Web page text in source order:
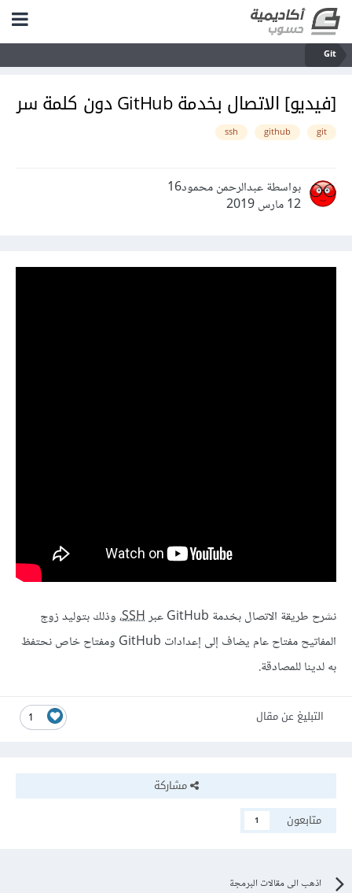
Git
[فيديو] الاتصال بخدمة GitHub دون كلمة سر
git
github
ssh
بواسطة عبدالرحمن محمود16
12 مارس 2019
نشرح طريقة الاتصال بخدمة GitHub عبر SSH، وذلك بتوليد زوج
المفاتيح مفتاح عام يضاف إلى إعدادات GitHub ومفتاح خاص نحتفظ
به لدينا للمصادقة.
1 التبليغ عن مقال
مشاركة
متابعون
1
اذهب الى مقالات البرمجة